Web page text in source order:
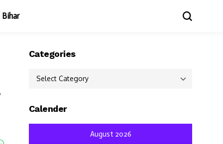
Bihar
Categories
Categories
Calender
August 2026